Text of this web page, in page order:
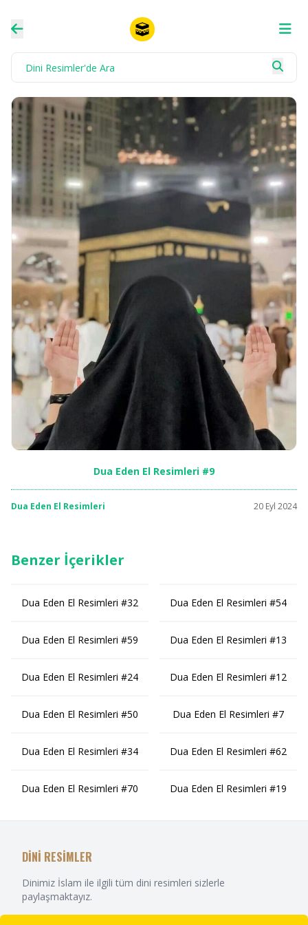
Dua Eden El Resimleri #9
Dua Eden El Resimleri 20 Eyl 2024
Benzer İçerikler
Dua Eden El Resimleri #32
Dua Eden El Resimleri #59
Dua Eden El Resimleri #24
Dua Eden El Resimleri #50
Dua Eden El Resimleri #34
Dua Eden El Resimleri #70
Dua Eden El Resimleri #54
Dua Eden El Resimleri #13
Dua Eden El Resimleri #12
Dua Eden El Resimleri #7
Dua Eden El Resimleri #62
Dua Eden El Resimleri #19
DİNİ RESİMLER
Dinimiz İslam ile ilgili tüm dini resimleri sizlerle
paylaşmaktayız.